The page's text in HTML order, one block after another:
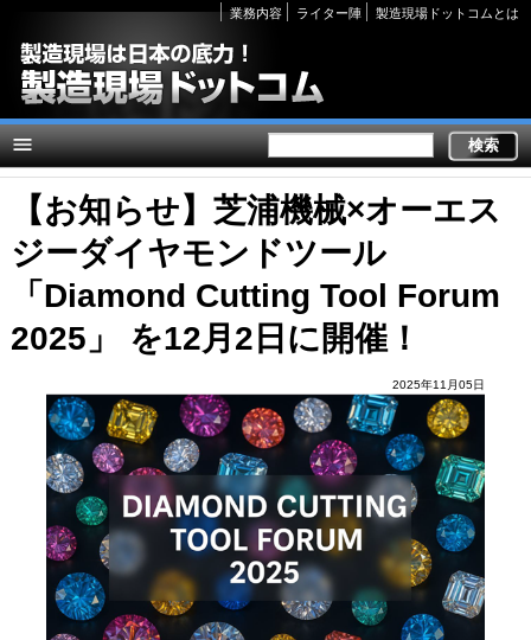
Secondary
links
業務内容 ライター陣 製造現場ドットコムとは
【お知らせ】芝浦機械×オーエス
ジーダイヤモンドツール
「Diamond Cutting Tool Forum
2025」 を12月2日に開催！
2025年11月05日